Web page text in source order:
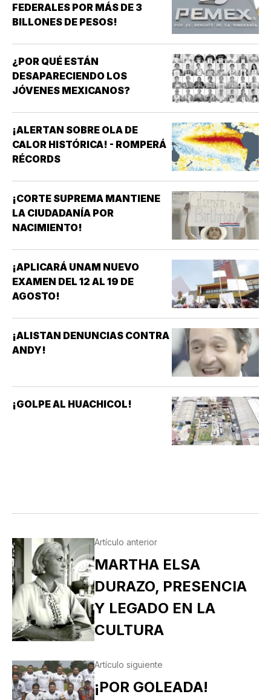
FEDERALES POR MÁS DE 3
BILLONES DE PESOS!
¿POR QUÉ ESTÁN
DESAPARECIENDO LOS
JÓVENES MEXICANOS?
¡ALERTAN SOBRE OLA DE
CALOR HISTÓRICA! - ROMPERÁ
RÉCORDS
¡CORTE SUPREMA MANTIENE
LA CIUDADANÍA POR
NACIMIENTO!
¡APLICARÁ UNAM NUEVO
EXAMEN DEL 12 AL 19 DE
AGOSTO!
¡ALISTAN DENUNCIAS CONTRA
ANDY!
¡GOLPE AL HUACHICOL!
Artículo anterior
MARTHA ELSA
DURAZO, PRESENCIA
Y LEGADO EN LA
CULTURA
Artículo siguiente
¡POR GOLEADA!